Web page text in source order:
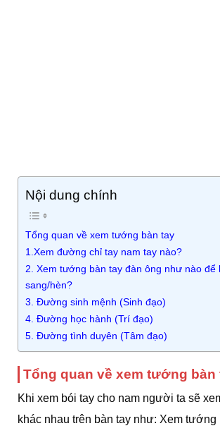
Nội dung chính
Tổng quan về xem tướng bàn tay
1.Xem đường chỉ tay nam tay nào?
2. Xem tướng bàn tay đàn ông như nào để
sang/hèn?
3. Đường sinh mệnh (Sinh đạo)
4. Đường học hành (Trí đạo)
5. Đường tình duyên (Tâm đạo)
Tổng quan về xem tướng bàn
Khi xem bói tay cho nam người ta sẽ
khác nhau trên bàn tay như: Xem tướng